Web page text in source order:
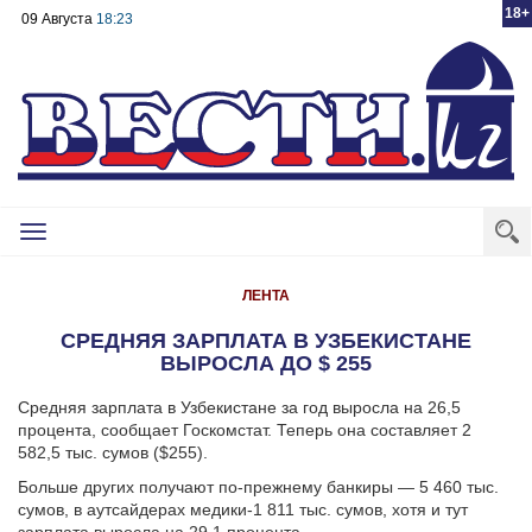
18+
09 Августа 18:23
Toggle
ЛЕНТА
СРЕДНЯЯ ЗАРПЛАТА В УЗБЕКИСТАНЕ
ВЫРОСЛА ДО $ 255
Средняя зарплата в Узбекистане за год выросла на 26,5
процента, сообщает Госкомстат. Теперь она составляет 2
582,5 тыс. сумов ($255).
Больше других получают по-прежнему банкиры — 5 460 тыс.
сумов, в аутсайдерах медики-1 811 тыс. сумов, хотя и тут